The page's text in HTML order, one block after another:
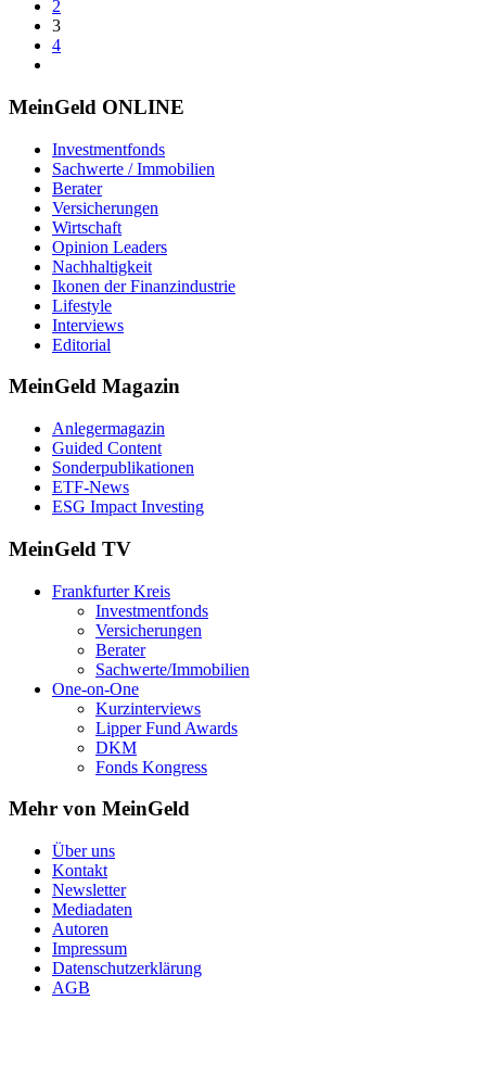
2
3
4
MeinGeld ONLINE
Investmentfonds
Sachwerte / Immobilien
Berater
Versicherungen
Wirtschaft
Opinion Leaders
Nachhaltigkeit
Ikonen der Finanzindustrie
Lifestyle
Interviews
Editorial
MeinGeld Magazin
Anlegermagazin
Guided Content
Sonderpublikationen
ETF-News
ESG Impact Investing
MeinGeld TV
Frankfurter Kreis
Investmentfonds
Versicherungen
Berater
Sachwerte/Immobilien
One-on-One
Kurzinterviews
Lipper Fund Awards
DKM
Fonds Kongress
Mehr von MeinGeld
Über uns
Kontakt
Newsletter
Mediadaten
Autoren
Impressum
Datenschutzerklärung
AGB